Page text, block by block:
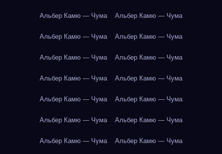
Альбер Камю — Чума Альбер Камю — Чума
Альбер Камю — Чума Альбер Камю — Чума
Альбер Камю — Чума Альбер Камю — Чума
Альбер Камю — Чума Альбер Камю — Чума
Альбер Камю — Чума Альбер Камю — Чума
Альбер Камю — Чума Альбер Камю — Чума
Альбер Камю — Чума Альбер Камю — Чума